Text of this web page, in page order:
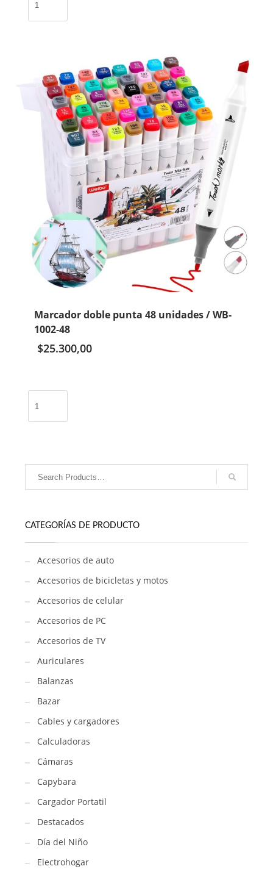
Unicornio
Marcador doble punta 48 unidades / WB-
1002-48
$25.300,00
doble
punta
1002-
CATEGORÍAS DE PRODUCTO
Accesorios de auto
Accesorios de bicicletas y motos
Accesorios de celular
Accesorios de PC
Accesorios de TV
Auriculares
Balanzas
Bazar
Cables y cargadores
Calculadoras
Cámaras
Capybara
Cargador Portatil
Destacados
Día del Niño
Electrohogar